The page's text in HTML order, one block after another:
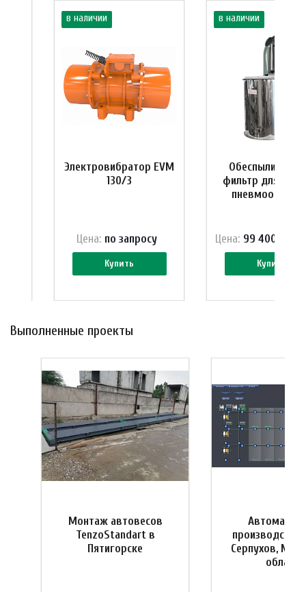
в наличии
Электровибратор EVM
130/3
Купить
Цена: по запросу
в наличии
фильтр для
Купить
Цена: 99 400 ₽
Выполненные проекты
Монтаж автовесов
TenzoStandart в
Пятигорске
производства
Серпухов,
область